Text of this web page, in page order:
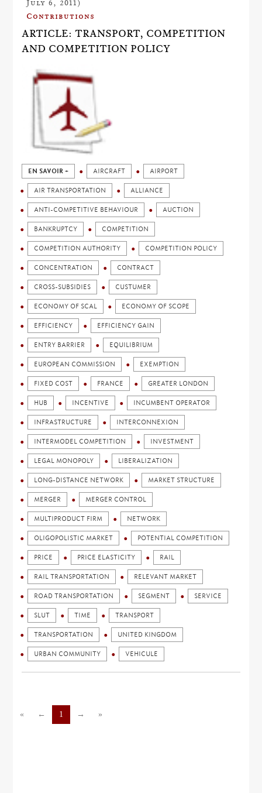
July 6, 2011)
Contributions
ARTICLE: TRANSPORT, COMPETITION
AND COMPETITION POLICY
EN SAVOIR + AIRCRAFT AIRPORT
AIR TRANSPORTATION ALLIANCE
ANTI-COMPETITIVE BEHAVIOUR AUCTION
BANKRUPTCY COMPETITION
COMPETITION AUTHORITY COMPETITION POLICY
CONCENTRATION CONTRACT
CROSS-SUBSIDIES CUSTUMER
ECONOMY OF SCAL ECONOMY OF SCOPE
EFFICIENCY EFFICIENCY GAIN
ENTRY BARRIER EQUILIBRIUM
EUROPEAN COMMISSION EXEMPTION
FIXED COST FRANCE GREATER LONDON
HUB INCENTIVE INCUMBENT OPERATOR
INFRASTRUCTURE INTERCONNEXION
INTERMODEL COMPETITION INVESTMENT
LEGAL MONOPOLY LIBERALIZATION
LONG-DISTANCE NETWORK MARKET STRUCTURE
MERGER MERGER CONTROL
MULTIPRODUCT FIRM NETWORK
OLIGOPOLISTIC MARKET POTENTIAL COMPETITION
PRICE PRICE ELASTICITY RAIL
RAIL TRANSPORTATION RELEVANT MARKET
ROAD TRANSPORTATION SEGMENT SERVICE
SLUT TIME TRANSPORT
TRANSPORTATION UNITED KINGDOM
URBAN COMMUNITY VEHICULE
« ← 1 → »